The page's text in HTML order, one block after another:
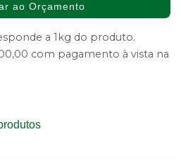
ao Orçamento
a 1kg do produto.
com pagamento à vista na